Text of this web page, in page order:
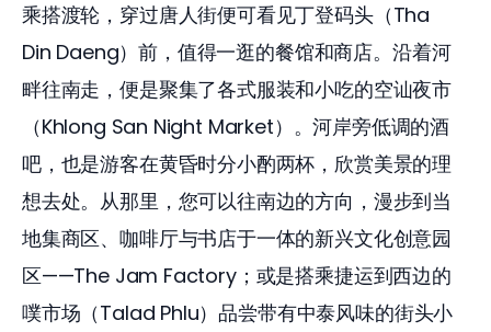
乘搭渡轮，穿过唐人街便可看见丁登码头（Tha
Din Daeng）前，值得一逛的餐馆和商店。沿着河
畔往南走，便是聚集了各式服装和小吃的空讪夜市
（Khlong San Night Market）。河岸旁低调的酒
吧，也是游客在黄昏时分小酌两杯，欣赏美景的理
想去处。从那里，您可以往南边的方向，漫步到当
地集商区、咖啡厅与书店于一体的新兴文化创意园
区——The Jam Factory；或是搭乘捷运到西边的
噗市场（Talad Phlu）品尝带有中泰风味的街头小